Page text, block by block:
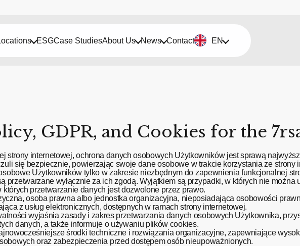
ESGCase StudiesAbout Us News Contact EN
GDPR, and Cookies for the
strony internetowej, ochrona danych osobowych Użytkowników jest sprawą
się bezpiecznie, powierzając swoje dane osobowe w trakcie korzystania ze strony
Użytkowników tylko w zakresie niezbędnym do zapewnienia funkcjonalnej
przetwarzane wyłącznie za ich zgodą. Wyjątkiem są przypadki, w których nie można
których przetwarzanie danych jest dozwolone przez prawo.
osoba prawna albo jednostka organizacyjna, nieposiadająca osobowości
z usług elektronicznych, dostępnych w ramach strony internetowej.
wyjaśnia zasady i zakres przetwarzania danych osobowych Użytkownika,
danych, a także informuje o używaniu plików cookies.
środki techniczne i rozwiązania organizacyjne, zapewniające
oraz zabezpieczenia przed dostępem osób nieupoważnionych.